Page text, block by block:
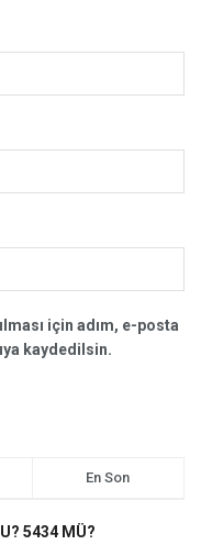
için adım, e-posta
kaydedilsin.
En Son
5434 MÜ?